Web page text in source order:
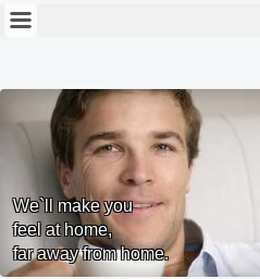
We`ll make you
feel at home,
far away from home.